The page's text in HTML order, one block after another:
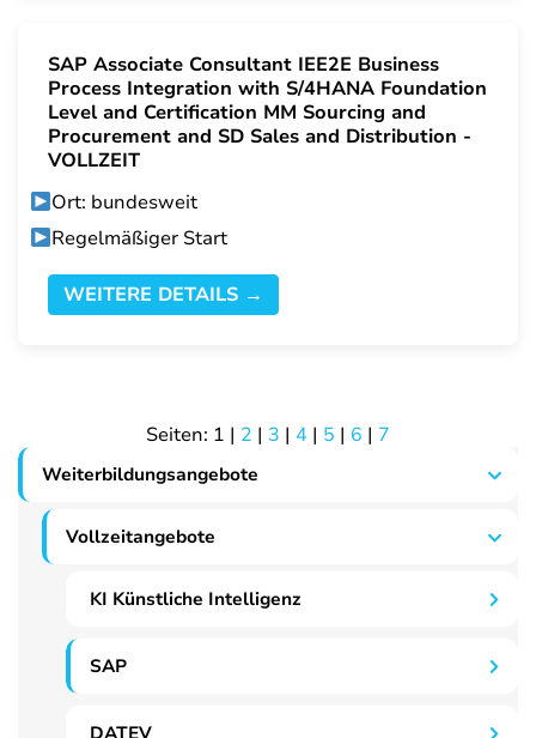
SAP Associate Consultant IEE2E Business
Process Integration with S/4HANA Foundation
Level and Certification MM Sourcing and
Procurement and SD Sales and Distribution -
VOLLZEIT
Ort: bundesweit
Regelmäßiger Start
WEITERE DETAILS →
Seiten: 1 | 2 | 3 | 4 | 5 | 6 | 7
Weiterbildungsangebote
Vollzeitangebote
KI Künstliche Intelligenz
SAP